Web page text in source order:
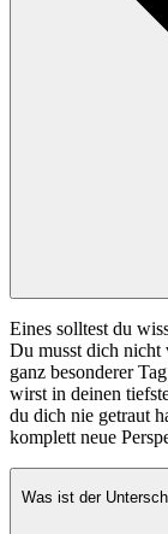
Eines solltest du
Du musst dich nicht
ganz besonderer
wirst in deinen
du dich nie getraut
komplett neue
Was ist der